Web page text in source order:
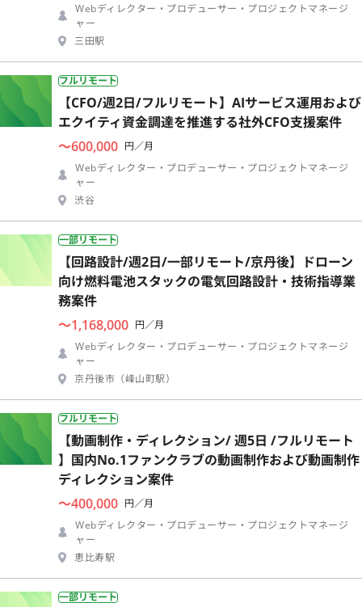
Webディレクター・プロデューサー・プロジェクトマネージ
ャー
三田駅
フルリモート
【CFO/週2日/フルリモート】AIサービス運用および
エクイティ資金調達を推進する社外CFO支援案件
〜600,000 円／月
Webディレクター・プロデューサー・プロジェクトマネージ
ャー
渋谷
一部リモート
【回路設計/週2日/一部リモート/京丹後】ドローン
向け燃料電池スタックの電気回路設計・技術指導業
務案件
〜1,168,000 円／月
Webディレクター・プロデューサー・プロジェクトマネージ
ャー
京丹後市（峰山町駅）
フルリモート
【動画制作・ディレクション/ 週5日 /フルリモート
】国内No.1ファンクラブの動画制作および動画制作
ディレクション案件
〜400,000 円／月
Webディレクター・プロデューサー・プロジェクトマネージ
ャー
恵比寿駅
一部リモート